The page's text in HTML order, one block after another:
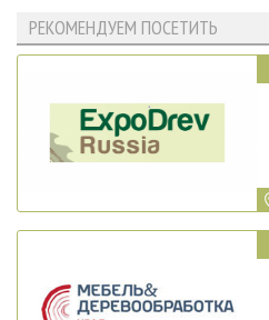
РЕКОМЕНДУЕМ ПОСЕТИТЬ